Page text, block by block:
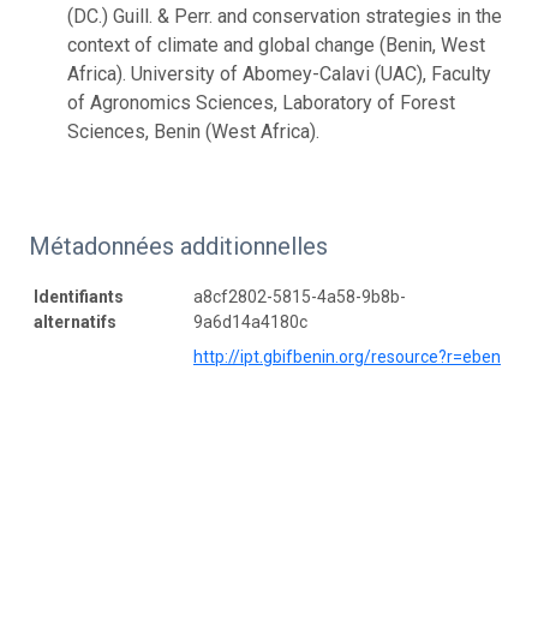
(DC.) Guill. & Perr. and conservation strategies in the
context of climate and global change (Benin, West
Africa). University of Abomey-Calavi (UAC), Faculty
of Agronomics Sciences, Laboratory of Forest
Sciences, Benin (West Africa).
Métadonnées additionnelles
Identifiants
alternatifs
a8cf2802-5815-4a58-9b8b-
9a6d14a4180c
http://ipt.gbifbenin.org/resource?r=eben